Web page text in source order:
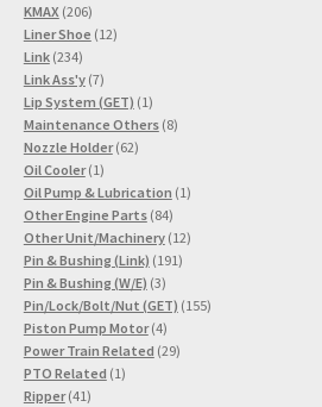
Produkte
KMAX 206206
Produkte
Liner Shoe 1212
Link 234234
Produkte
Link Ass'y 77
Produkte
Lip System (GET) 11
Produkt
Maintenance Others 88
Nozzle Holder 6262
Oil Cooler 11
Produkt
Oil Pump & Lubrication 11
Other Engine Parts 8484
Produkte
Other Unit/Machinery 1212
Pin & Bushing (Link) 191191
Pin & Bushing (W/E) 33
Produkte
Pin/Lock/Bolt/Nut (GET) 155155
Piston Pump Motor 44
Produkte
Power Train Related 2929
PTO Related 11
Ripper 4141